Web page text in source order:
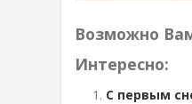
Возможно
Интересно:
С первым